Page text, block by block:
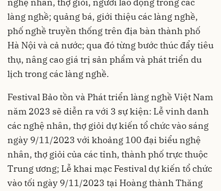
làng nghề; quảng bá, giới thiệu các làng nghề,
phố nghề truyền thống trên địa bàn thành phố
Hà Nội và cả nước; qua đó từng bước thúc đẩy tiêu
thụ, nâng cao giá trị sản phẩm và phát triển du
lịch trong các làng nghề.
Festival Bảo tồn và Phát triển làng nghề Việt Nam
năm 2023 sẽ diễn ra với 3 sự kiện: Lễ vinh danh
các nghệ nhân, thợ giỏi dự kiến tổ chức vào sáng
ngày 9/11/2023 với khoảng 100 đại biểu nghệ
nhân, thợ giỏi của các tỉnh, thành phố trực thuộc
Trung ương; Lễ khai mạc Festival dự kiến tổ chức
vào tối ngày 9/11/2023 tại Hoàng thành Thăng